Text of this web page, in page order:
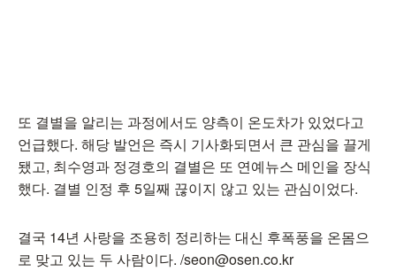
또 결별을 알리는 과정에서도 양측이 온도차가 있었다고
언급했다. 해당 발언은 즉시 기사화되면서 큰 관심을 끌게
됐고, 최수영과 정경호의 결별은 또 연예뉴스 메인을 장식
했다. 결별 인정 후 5일째 끊이지 않고 있는 관심이었다.
결국 14년 사랑을 조용히 정리하는 대신 후폭풍을 온몸으
로 맞고 있는 두 사람이다. /seon@osen.co.kr